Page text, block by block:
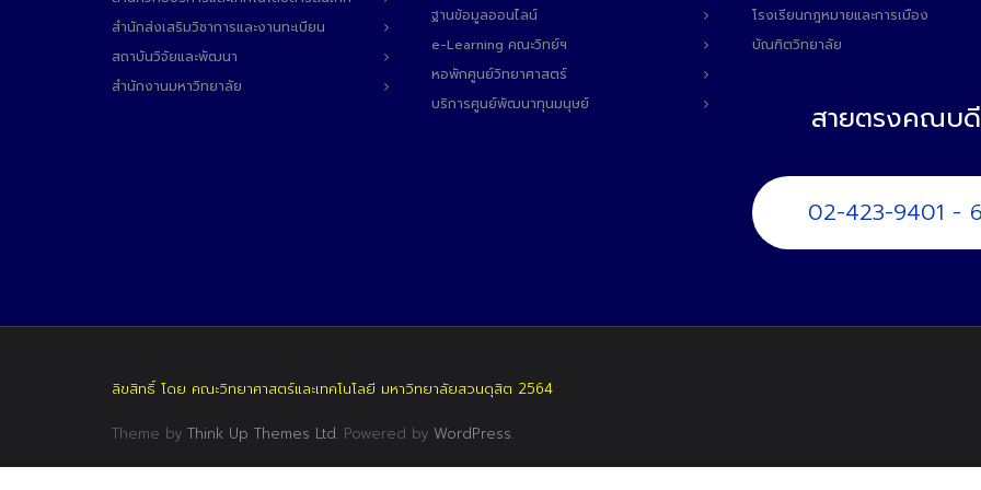
สำนักส่งเสริมวิชาการและงานทะเบียน
สถาบันวิจัยและพัฒนา
สำนักงานมหาวิทยาลัย
ฐานข้อมูลออนไลน์
e-Learning คณะวิทย์ฯ
หอพักศูนย์วิทยาศาสตร์
บริการศูนย์พัฒนาทุนมนุษย์
โรงเรียนกฎหมายและการเมือง
บัณฑิตวิทยาลัย
สายตรงคณบดี
02-423-9401 -
ลิขสิทธิ์ โดย คณะวิทยาศาสตร์และเทคโนโลยี มหาวิทยาลัยสวนดุสิต 2564
Theme by Think Up Themes Ltd. Powered by WordPress.